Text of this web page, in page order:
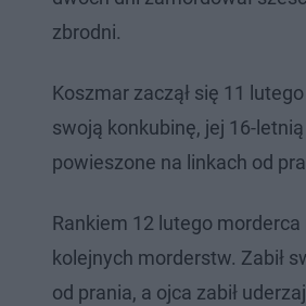
zbrodni.
Koszmar zaczął się 11
swoją konkubinę, jej 16-
powieszone na linkach od
Rankiem 12 lutego
kolejnych morderstw. Zabił
od prania, a ojca zabił